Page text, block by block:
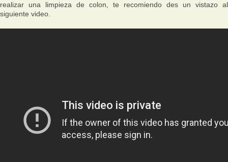
realizar una limpieza de colon, te recomiendo des un vistazo al
siguiente video.